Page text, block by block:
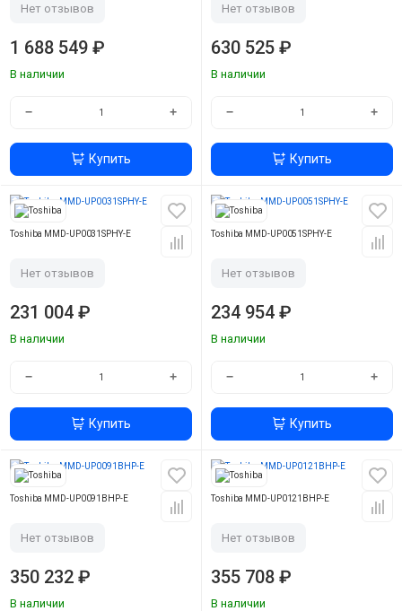
Нет отзывов
1 688 549 ₽
В наличии
− +
Купить
Нет отзывов
630 525 ₽
В наличии
− +
Купить
Toshiba MMD-UP0031SPHY-E
Нет отзывов
231 004 ₽
В наличии
− +
Купить
Toshiba MMD-UP0051SPHY-E
Нет отзывов
234 954 ₽
В наличии
− +
Купить
Toshiba MMD-UP0091BHP-E
Нет отзывов
350 232 ₽
В наличии
Toshiba MMD-UP0121BHP-E
Нет отзывов
355 708 ₽
В наличии